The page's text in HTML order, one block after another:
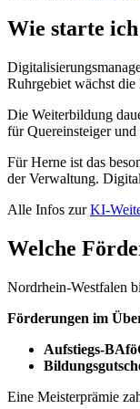
Wie starte
Ruhrgebiet wächst die
Die Weiterbildung
für Quereinsteiger
Für Herne ist das
der Verwaltung.
Alle Infos zurKI-
Welche
Nordrhein-Westfalen
Förderungen im
Aufstiegs-
Eine Meisterprämie